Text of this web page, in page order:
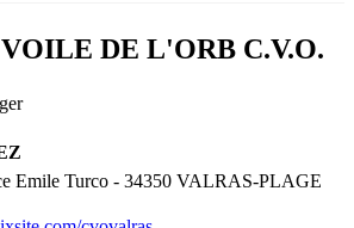
DE L'ORB C.V.O.
Emile Turco - 34350 VALRAS-PLAGE